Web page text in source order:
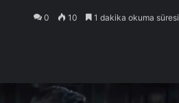
0 10 1 dakika okuma süresi